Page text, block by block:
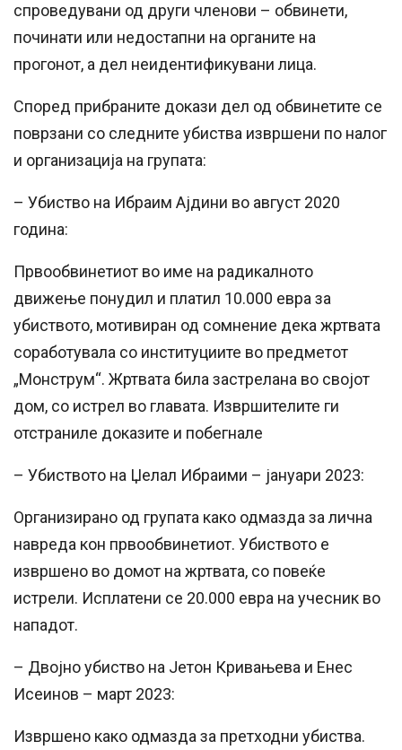
спроведувани од други членови – обвинети,
починати или недостапни на органите на
прогонот, а дел неидентификувани лица.
Според прибраните докази дел од обвинетите се
поврзани со следните убиства извршени по налог
и организација на групата:
– Убиство на Ибраим Ајдини во август 2020
година:
Првообвинетиот во име на радикалното
движење понудил и платил 10.000 евра за
убиството, мотивиран од сомнение дека жртвата
соработувала со институциите во предметот
„Монструм“. Жртвата била застрелана во својот
дом, со истрел во главата. Извршителите ги
отстраниле доказите и побегнале
– Убиството на Џелал Ибраими – јануари 2023:
Организирано од групата како одмазда за лична
навреда кон првообвинетиот. Убиството е
извршено во домот на жртвата, со повеќе
истрели. Исплатени се 20.000 евра на учесник во
нападот.
– Двојно убиство на Јетон Кривањева и Енес
Исеинов – март 2023:
Извршено како одмазда за претходни убиства.